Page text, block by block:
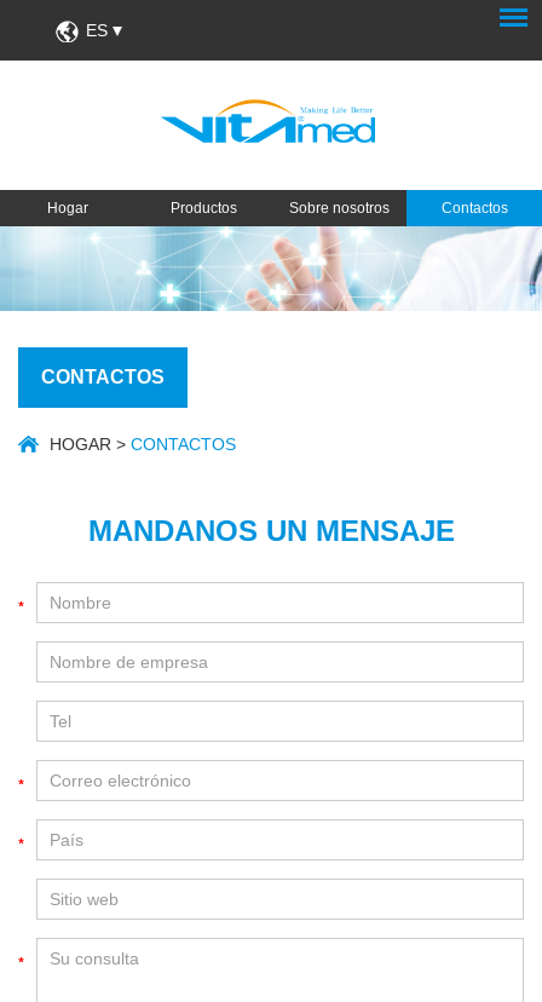
ES
Hogar Productos Sobre nosotros Contactos
CONTACTOS
HOGAR > CONTACTOS
MANDANOS UN MENSAJE